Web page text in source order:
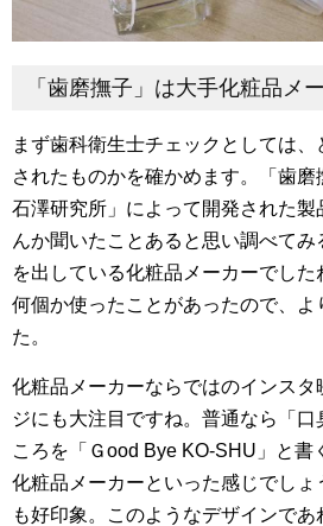
「歯磨撫子」は大手化粧品メ
まず歯科衛生士チェックとしては
されたものかを確かめます。「歯
石澤研究所」によって開発された製
んか聞いたことあると思い調べて
を出している化粧品メーカーでし
何個か使ったことがあったので、よ
た。
化粧品メーカーならではのインスタ
ジにも大注目ですね。普通なら「口
ころを「Ｇood Bye KO-SHU」と書
化粧品メーカーといった感じでしょ
も好印象。このようなデザインで